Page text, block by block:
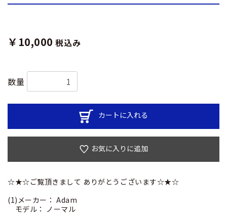
￥10,000 税込み
数量
カートに入れる
お気に入りに追加
☆★☆ご覧頂きまして ありがとうございます☆★☆
(1)メーカー： Adam
モデル： ノーマル